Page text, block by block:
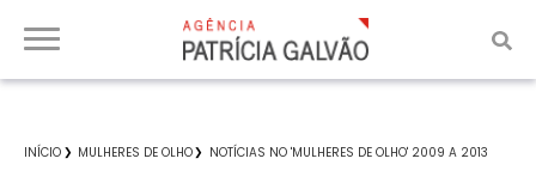
INÍCIO MULHERES DE OLHO NOTÍCIAS NO 'MULHERES DE OLHO' 2009 A 2013